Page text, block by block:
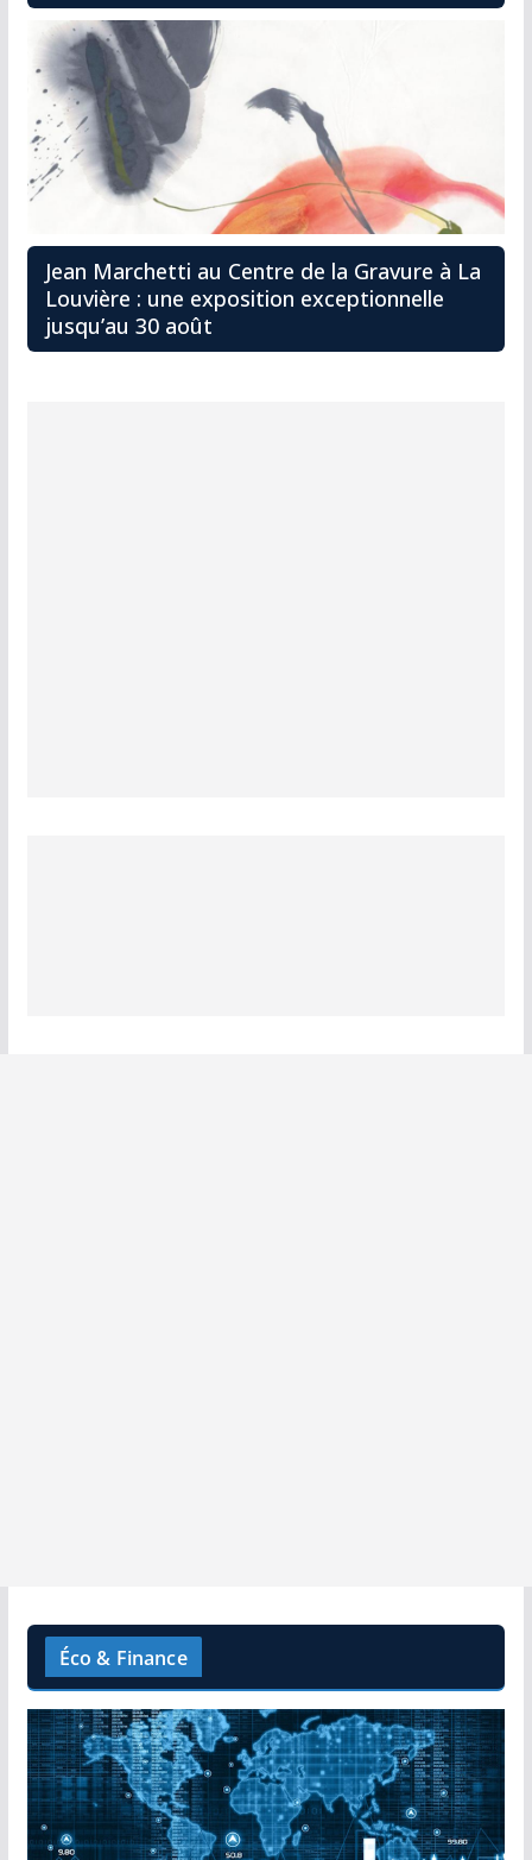
Jean Marchetti au Centre de la Gravure à La
Louvière : une exposition exceptionnelle
jusqu’au 30 août
Éco & Finance